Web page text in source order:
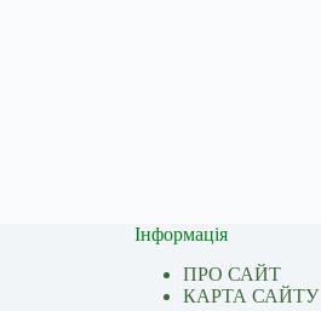
Інформація
ПРО САЙТ
КАРТА САЙТУ